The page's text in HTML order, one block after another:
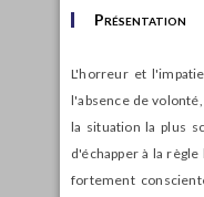
Présentation
L'horreur et
l'absence de
la situation la plus
d'échapper à la
fortement